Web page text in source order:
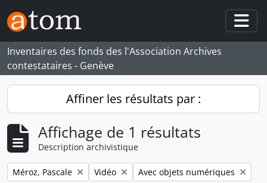
Skip to main content
Inventaires des fonds des l'Association Archives
contestataires - Genève
Affiner les résultats par :
Affichage de 1 résultats
Description archivistique
Remove filter:
Méroz, Pascale Remove filter:
Vidéo Remove filter:
Avec objets numériques